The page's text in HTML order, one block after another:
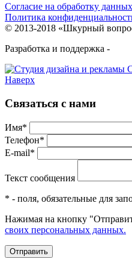
Согласие на обработку данных
Политика
© 2013-2018 «Шкурный
Разработка и поддержка -
Наверх
Связаться с нами
Имя*
Телефон*
E-mail*
Текст сообщения
* - поля, обязательные для
Нажимая на кнопку
своих персональных данных.